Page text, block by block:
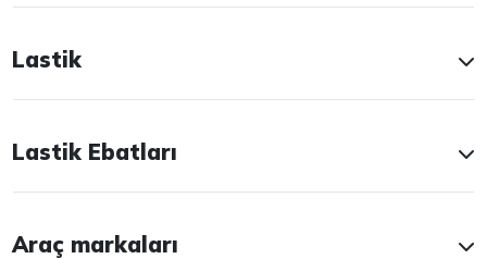
Lastik
Lastik Ebatları
Araç markaları